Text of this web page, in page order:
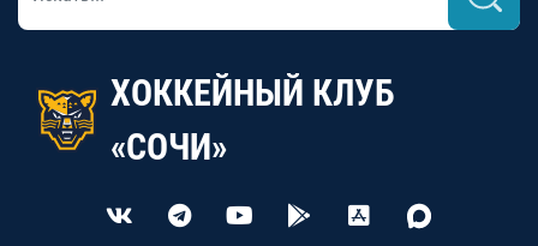
ХОККЕЙНЫЙ КЛУБ
«СОЧИ»